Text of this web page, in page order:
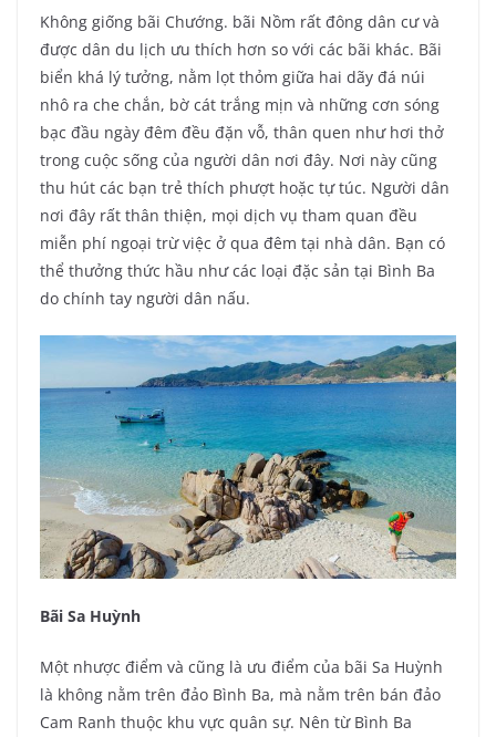
Không giống bãi Chướng. bãi Nồm rất đông dân cư và
được dân du lịch ưu thích hơn so với các bãi khác. Bãi
biển khá lý tưởng, nằm lọt thỏm giữa hai dãy đá núi
nhô ra che chắn, bờ cát trắng mịn và những cơn sóng
bạc đầu ngày đêm đều đặn vỗ, thân quen như hơi thở
trong cuộc sống của người dân nơi đây. Nơi này cũng
thu hút các bạn trẻ thích phượt hoặc tự túc. Người dân
nơi đây rất thân thiện, mọi dịch vụ tham quan đều
miễn phí ngoại trừ việc ở qua đêm tại nhà dân. Bạn có
thể thưởng thức hầu như các loại đặc sản tại Bình Ba
do chính tay người dân nấu.
Bãi Sa Huỳnh
Một nhược điểm và cũng là ưu điểm của bãi Sa Huỳnh
là không nằm trên đảo Bình Ba, mà nằm trên bán đảo
Cam Ranh thuộc khu vực quân sự. Nên từ Bình Ba